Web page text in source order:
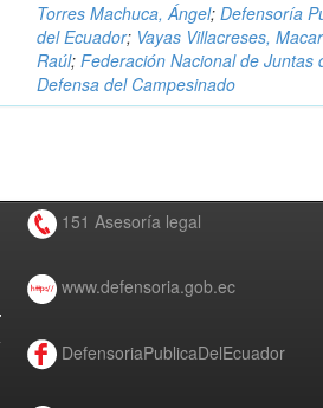
Torres Machuca, Ángel;Defensoría
del Ecuador; Vayas Villacreses,
Raúl;Federación Nacional de Juntas
Defensa del Campesinado
151 Asesoría legal
www.defensoria.gob.ec
DefensoriaPublicaDelEcuador